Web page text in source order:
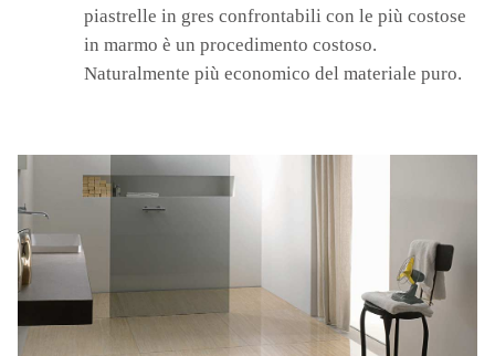
piastrelle in gres confrontabili con le più costose
in marmo è un procedimento costoso.
Naturalmente più economico del materiale puro.